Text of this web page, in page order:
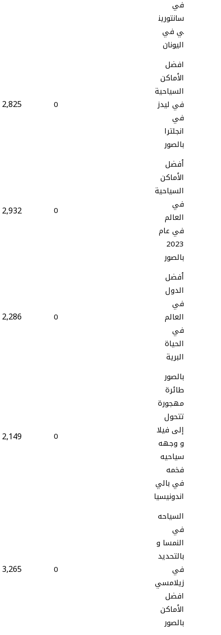
في
سانتورين
ي في
اليونان
افضل
الأماكن
السياحية
في ليدز
في
انجلترا
بالصور
0
2,825
أفضل
الأماكن
السياحية
في
العالم
في عام
2023
بالصور
0
2,932
أفضل
الدول
في
العالم
في
الحياة
البرية
0
2,286
بالصور
طائرة
مهجورة
تتحول
إلى فيلا
و وجهه
سياحيه
فخمه
في بالي
اندونيسيا
0
2,149
السياحه
في
النمسا و
بالتحديد
في
زيلامسي
افضل
الأماكن
بالصور
0
3,265